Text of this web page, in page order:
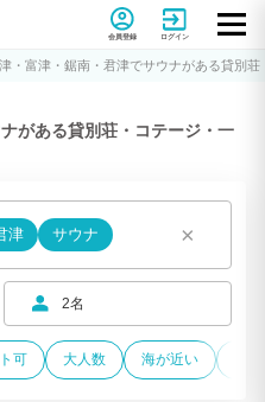
TABILMO(タビルモ)
会員登録 ログイン
・富津・鋸南・君津でサウナがある貸別
がある貸別荘・コテージ・一
津 サウナ ×
2名
可 大人数 海が近い